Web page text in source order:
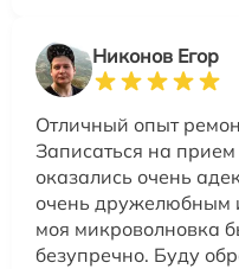
Никонов Егор
Отличный опыт
Записаться на
оказались очень
очень дружелюбным
моя микроволновка
безупречно. Буду